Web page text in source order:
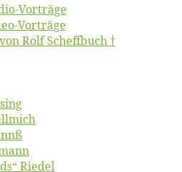
Vor­trä­ge
Vor­trä­ge
Rolf Scheffbuch †
Riedel